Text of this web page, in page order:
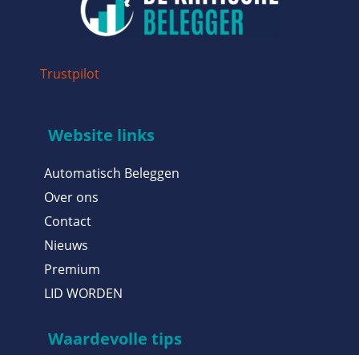
Trustpilot
Website links
Automatisch Beleggen
Over ons
Contact
Nieuws
Premium
LID WORDEN
Waardevolle tips